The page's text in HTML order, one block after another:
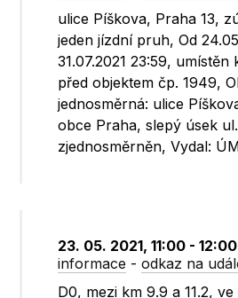
ulice Píškova, Praha 13,
jeden jízdní pruh, Od
31.07.2021 23:59,
před objektem čp. 1949,
jednosměrná: ulice
obce Praha, slepý úsek
zjednosměrněn, Vydal:
23. 05. 2021, 11:00 - 12:00
informace -odkaz na
D0, mezi km 9.9 a 11.2,